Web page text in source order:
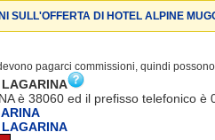
SULL'OFFERTA DI HOTEL ALPINE
pagarci commissioni, quindi
è 38060 ed il prefisso telefonico è